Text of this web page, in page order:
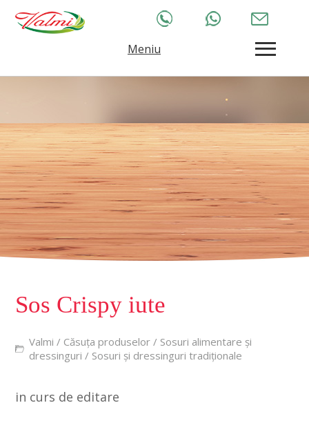
Meniu
Sos Crispy iute
Valmi / Căsuța produselor / Sosuri alimentare și
dressinguri / Sosuri și dressinguri tradiționale
in curs de editare